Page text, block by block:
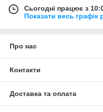
Сьогодні працює з
Показати весь графік
Про нас
Контакти
Доставка та оплата